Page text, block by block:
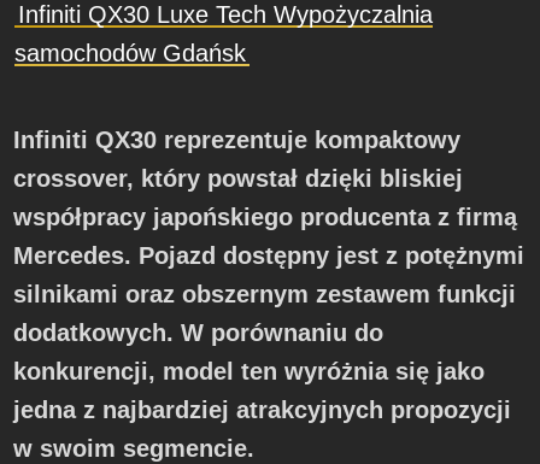
Infiniti QX30 Luxe Tech Wypożyczalnia
samochodów Gdańsk
Infiniti QX30 reprezentuje kompaktowy
crossover, który powstał dzięki bliskiej
współpracy japońskiego producenta z firmą
Mercedes. Pojazd dostępny jest z potężnymi
silnikami oraz obszernym zestawem funkcji
dodatkowych. W porównaniu do
konkurencji, model ten wyróżnia się jako
jedna z najbardziej atrakcyjnych propozycji
w swoim segmencie.